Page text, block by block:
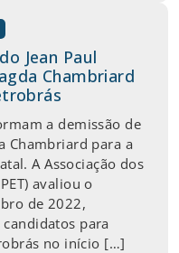
Jean Paul
Chambriard
a demissão de
Chambriard para a
A Associação dos
avaliou o
de 2022,
para
no início […]